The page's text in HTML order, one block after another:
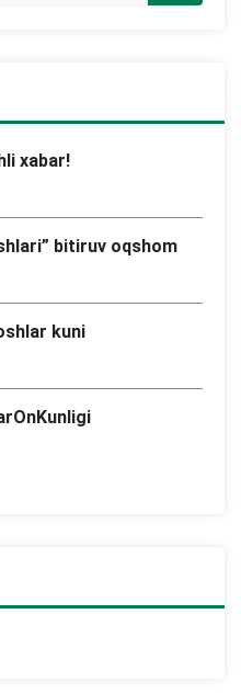
xabar!
bitiruv oqshom
kuni